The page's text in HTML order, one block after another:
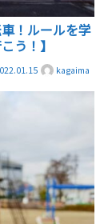
！ルールを学
う！】
kagaima